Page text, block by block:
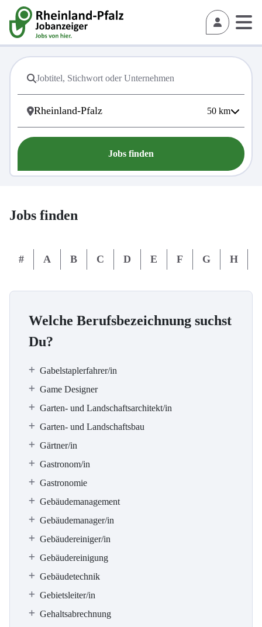
50 km
Jobs finden
Jobs finden
# A B C D E F G H
Welche Berufsbezeichnung suchst
Du?
Gabelstaplerfahrer/in
Game Designer
Garten- und Landschaftsarchitekt/in
Garten- und Landschaftsbau
Gärtner/in
Gastronom/in
Gastronomie
Gebäudemanagement
Gebäudemanager/in
Gebäudereiniger/in
Gebäudereinigung
Gebäudetechnik
Gebietsleiter/in
Gehaltsabrechnung